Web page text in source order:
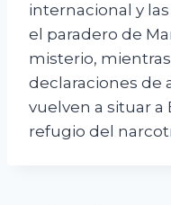
internacional y
el paradero de
misterio,
declaraciones de
vuelven a situar a
refugio del